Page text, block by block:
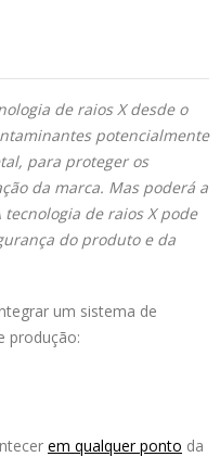
de raios X desde o
potencialmente
para proteger os
da marca. Mas poderá a
de raios X pode
do produto e da
um sistema de
produção:
em qualquer ponto da